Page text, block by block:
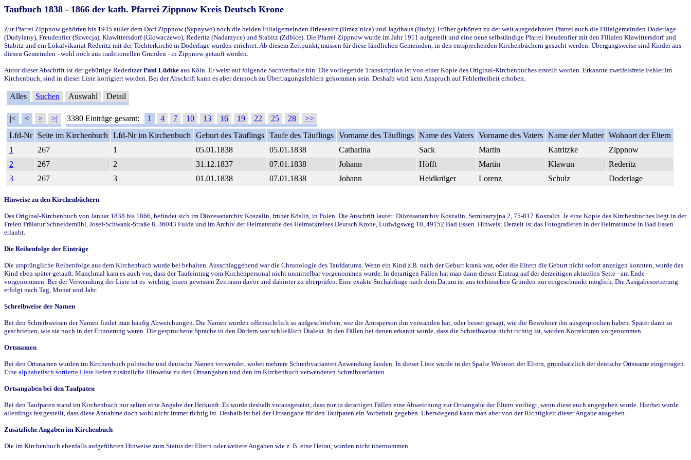
Taufbuch 1838 - 1866 der kath. Pfarrei Zippnow Kreis Deutsch Krone
Zur Pfarrei Zippnow gehörten bis 1945 außer dem Dorf Zippnow (Sypnywo) noch die beiden Filialgemeinden Briesenitz (Brzez`nica) und Jagdhaus (Budy). Früher gehörten zu der weit ausgedehnten Pfarrei auch die Filialgemeinden Doderlage
(Dudylany), Freudenfier (Szwecja), Klawittersdorf (Glowaczewo), Rederitz (Nadarzyce) und Stabitz (Zdbice). Die Pfarrei Zippnow wurde im Jahr 1911 aufgeteilt und eine neue selbständige Pfarrei Freudenfier mit den Filialen Klawittersdorf und
Stabitz und ein Lokalvikariat Rederitz mit der Tochterkirche in Doderlage wurden errichtet. Ab diesem Zeitpunkt, müssen für diese ländlichen Gemeinden, in den entsprechenden Kirchenbüchern gesucht werden. Übergangsweise sind Kinder aus
diesen Gemeinden - wohl noch aus traditionellen Gründen - in Zippnow getauft worden.
Autor dieser Abschrift ist der gebürtige RederitzerPaul Lüdtke aus Köln. Er weist auf folgende Sachverhalte hin: Die vorliegende Transkription ist von einer Kopie des Original-Kirchenbuches erstellt worden. Erkannte zweifelsfreie Fehler im
Kirchenbuch, sind in dieser Liste korrigiert worden. Bei der Abschrift kann es aber dennoch zu Übertragungsfehlern gekommen sein. Deshalb wird kein Anspruch auf Fehlerfreiheit erhoben.
Alles Suchen Auswahl Detail
|< < > >| 3380 Einträge gesamt: 1 4 7 10 13 16 19 22 25 28
>>
Lfd-Nr
Seite im Kirchenbuch Lfd-Nr im Kirchenbuch Geburt des Täuflings Taufe des Täuflings Vorname des Täuflings Name des Vaters Vorname des Vaters Name der Mutter Wohnort der Eltern
1
267 1 05.01.1838 05.01.1838 Catharina Sack Martin Katritzke
Zippnow
2
267 2 31.12.1837 07.01.1838 Johann Höfft Martin Klawun
Rederitz
3
267 3 01.01.1838 07.01.1838 Johann Heidkrüger Lorenz Schulz Doderlage
Hinweise zu den Kirchenbüchern
Das Original-Kirchenbuch von Januar 1838 bis 1866, befindet sich im Diözesanarchiv Koszalin, früher Köslin, in Polen. Die Anschrift lautet: Diözesanarchiv Koszalin, Seminarryjna 2, 75-817 Koszalin. Je eine Kopie des Kirchenbuches liegt in der
Freien Prälatur Schneidemühl, Josef-Schwank-Straße 8, 36043 Fulda und im Archiv der Heimatstube des Heimatkreises Deutsch Krone, Ludwigsweg 10, 49152 Bad Essen. Hinweis: Derzeit ist das Fotografieren in der Heimatstube in Bad Essen
erlaubt.
Die Reihenfolge der Einträge
Die ursprüngliche Reihenfolge aus dem Kirchenbuch wurde bei behalten. Ausschlaggebend war die Chronologie des Taufdatums. Wenn ein Kind z.B. nach der Geburt krank war, oder die Eltern die Geburt nicht sofort anzeigen konnten, wurde das
Kind eben später getauft. Manchmal kam es auch vor, dass der Taufeintrag vom Kirchenpersonal nicht unmittelbar vorgenommen wurde. In derartigen Fällen hat man dann diesen Eintrag auf der derzeitigen aktuellen Seite - am Ende -
vorgenommen. Bei der Verwendung der Liste ist es wichtig, einen gewissen Zeitraum davor und dahinter zu überprüfen. Eine exakte Suchabfrage nach dem Datum ist aus technischen Gründen nur eingeschränkt möglich. Die Ausgabesortierung
erfolgt nach Tag, Monat und Jahr.
Schreibweise der Namen
Bei den Schreibweisen der Namen findet man häufig Abweichungen. Die Namen wurden offensichtlich so aufgeschrieben, wie die Amtsperson ihn verstanden hat, oder besser gesagt, wie die Bewohner ihn ausgesprochen haben. Später dann so
geschrieben, wie sie noch in der Erinnerung waren. Die gesprochene Sprache in den Dörfern war schließlich Dialekt. In den Fällen bei denen erkannt wurde, dass die Schreibweise nicht richtig ist, wurden Korrekturen vorgenommen.
Ortsnamen
Bei den Ortsnamen wurden im Kirchenbuch polnische und deutsche Namen verwendet, wobei mehrere Schreibvarianten Anwendung fanden. In dieser Liste wurde in der Spalte Wohnort der Eltern, grundsätzlich der deutsche Ortsname eingetragen.
Eine alphabetisch sortierte Liste liefert zusätzliche Hinweise zu den Ortsangaben und den im Kirchenbuch verwendeten Schreibvarianten.
Ortsangaben bei den Taufpaten
Bei den Taufpaten stand im Kirchenbuch nur selten eine Angabe der Herkunft. Es wurde deshalb vorausgesetzt, dass nur in derartigen Fällen eine Abweichung zur Ortsangabe der Eltern vorliegt, wenn diese auch angegeben wurde. Hierbei wurde
allerdings festgestellt, dass diese Annahme doch wohl nicht immer richtig ist. Deshalb ist bei der Ortsangabe für den Taufpaten ein Vorbehalt gegeben. Überwiegend kann man aber von der Richtigkeit dieser Angabe ausgehen.
Zusätzliche Angaben im Kirchenbuch
Die im Kirchenbuch ebenfalls aufgeführten Hinweise zum Status der Eltern oder weitere Angaben wie z. B. eine Heirat, wurden nicht übernommen.